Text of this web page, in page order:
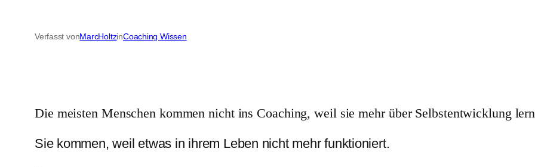
Verfasst vonMarcHoltzinCoaching Wissen
Die meisten Menschen kommen nicht ins Coaching, weil sie mehr über Selbstentwicklung
Sie kommen, weil etwas in ihrem Leben nicht mehr funktioniert.